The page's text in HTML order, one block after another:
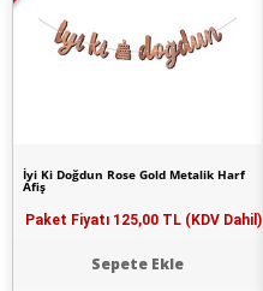
İyi Ki Doğdun Rose Gold Metalik Harf
Afiş
Paket Fiyatı 125,00 TL (KDV Dahil)
Sepete Ekle